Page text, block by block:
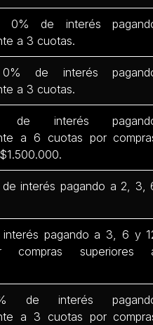
0% de interés
a 3 cuotas.
0% de interés
a 3 cuotas.
interés
a 6 cuotas por
interés pagando a 2, 3,
pagando a 3, 6 y
compras superiores
de interés
a 3 cuotas por